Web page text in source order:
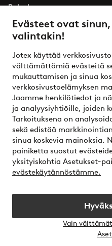
Evästeet ovat
valintakin!
Jotex käyttää
välttämättömiä evästeitä
mukauttamisen ja sinua
verkkosivustoelämyksen
Jaamme henkilötiedot ja
ja analyysiyhtiöille, joiden
Tarkoituksena on
sekä edistää
sinua koskevia mainoksia.
painiketta suostut
yksityiskohtia Asetukset-
evästekäytännöstämme.
Vain
Palvelumme
Ehdot
Ystävät
Turvalliset maksut
Haluatko tietää lisää
elpy